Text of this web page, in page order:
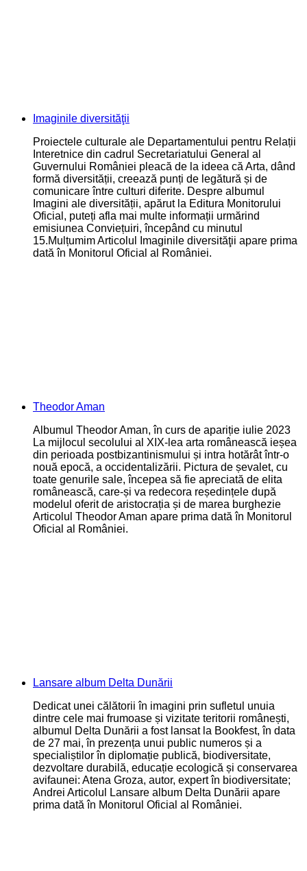
Imaginile diversităţii
Proiectele culturale ale Departamentului pentru Relații
Interetnice din cadrul Secretariatului General al
Guvernului României pleacă de la ideea că Arta, dând
formă diversității, creează punți de legătură și de
comunicare între culturi diferite. Despre albumul
Imagini ale diversității, apărut la Editura Monitorului
Oficial, puteți afla mai multe informații urmărind
emisiunea Conviețuiri, începând cu minutul
15.Mulțumim Articolul Imaginile diversităţii apare prima
dată în Monitorul Oficial al României.
Theodor Aman
Albumul Theodor Aman, în curs de apariție iulie 2023
La mijlocul secolului al XIX-lea arta românească ieșea
din perioada postbizantinismului și intra hotărât într-o
nouă epocă, a occidentalizării. Pictura de șevalet, cu
toate genurile sale, începea să fie apreciată de elita
românească, care-și va redecora reședințele după
modelul oferit de aristocrația și de marea burghezie
Articolul Theodor Aman apare prima dată în Monitorul
Oficial al României.
Lansare album Delta Dunării
Dedicat unei călătorii în imagini prin sufletul unuia
dintre cele mai frumoase și vizitate teritorii românești,
albumul Delta Dunării a fost lansat la Bookfest, în data
de 27 mai, în prezența unui public numeros și a
specialiștilor în diplomație publică, biodiversitate,
dezvoltare durabilă, educație ecologică și conservarea
avifaunei: Atena Groza, autor, expert în biodiversitate;
Andrei Articolul Lansare album Delta Dunării apare
prima dată în Monitorul Oficial al României.